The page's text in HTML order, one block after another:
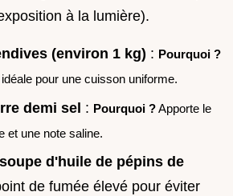
à la lumière).
(environ 1 kg) : Pourquoi ?
pour une cuisson uniforme.
demi sel : Pourquoi ?Apporte le
et une note saline.
d'huile de pépins de
de fumée élevé pour éviter